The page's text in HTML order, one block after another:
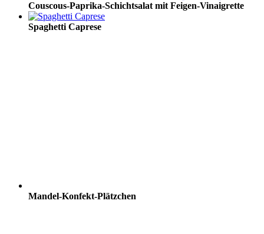
Couscous-Paprika-Schichtsalat mit Feigen-Vinaigrette
Spaghetti Caprese
Mandel-Konfekt-Plätzchen